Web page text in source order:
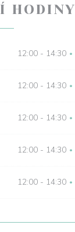
HODINY
12:00 - 14:30 •
12:00 - 14:30 •
12:00 - 14:30 •
12:00 - 14:30 •
12:00 - 14:30 •